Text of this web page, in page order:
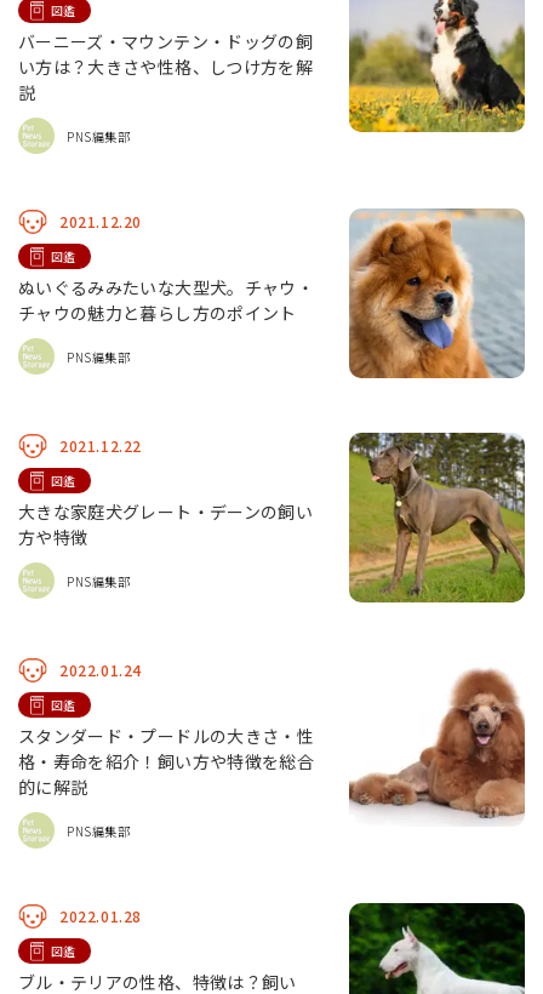
図鑑
バーニーズ・マウンテン・ドッグの飼
い方は？大きさや性格、しつけ方を解
説
PNS編集部
2021.12.20
図鑑
ぬいぐるみみたいな大型犬。チャウ・
チャウの魅力と暮らし方のポイント
PNS編集部
2021.12.22
図鑑
大きな家庭犬グレート・デーンの飼い
方や特徴
PNS編集部
2022.01.24
図鑑
スタンダード・プードルの大きさ・性
格・寿命を紹介！飼い方や特徴を総合
的に解説
PNS編集部
2022.01.28
図鑑
ブル・テリアの性格、特徴は？飼い